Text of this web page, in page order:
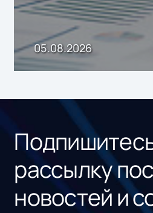
05.08.2026
рассылку
новостей и